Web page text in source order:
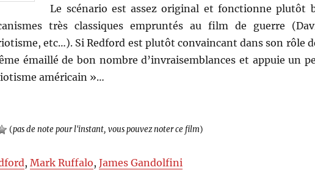
Le scénario est assez original et fonctionne plutôt
très classiques empruntés au film de guerre
etc…). Si Redford est plutôt convaincant dans son rôle
émaillé de bon nombre d’invraisemblances et appuie un
américain »…
(pas de note pour l'instant, vous pouvez noter ce film)
,Mark Ruffalo,James Gandolfini